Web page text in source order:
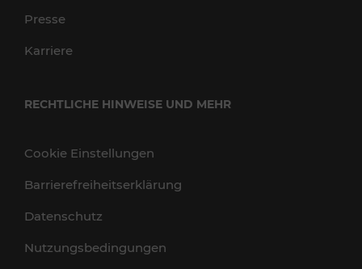
Presse
Karriere
RECHTLICHE HINWEISE UND MEHR
Cookie Einstellungen
Barrierefreiheitserklärung
Datenschutz
Nutzungsbedingungen